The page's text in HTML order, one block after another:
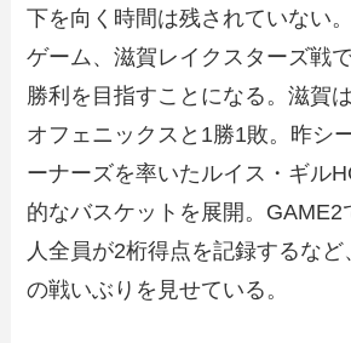
下を向く時間は残されていない
ゲーム、滋賀レイクスターズ戦
勝利を目指すことになる。滋賀
オフェニックスと1勝1敗。昨シ
ーナーズを率いたルイス・ギル
的なバスケットを展開。GAME2
人全員が2桁得点を記録するなど
の戦いぶりを見せている。